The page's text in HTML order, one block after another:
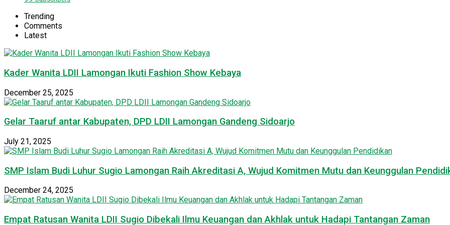
Trending
Comments
Latest
Kader Wanita LDII Lamongan Ikuti Fashion Show Kebaya
December 25, 2025
Gelar Taaruf antar Kabupaten, DPD LDII Lamongan Gandeng Sidoarjo
July 21, 2025
SMP Islam Budi Luhur Sugio Lamongan Raih Akreditasi A, Wujud Komitmen Mutu dan Keunggulan
December 24, 2025
Empat Ratusan Wanita LDII Sugio Dibekali Ilmu Keuangan dan Akhlak untuk Hadapi Tantangan Zaman